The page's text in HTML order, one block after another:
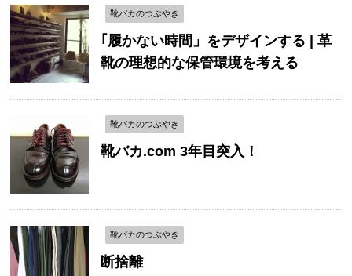
靴バカのつぶやき
｢履かない時間」をデザインする | 革
靴の理想的な保管環境を考える
靴バカのつぶやき
靴バカ.com 3年目突入！
靴バカのつぶやき
断捨離